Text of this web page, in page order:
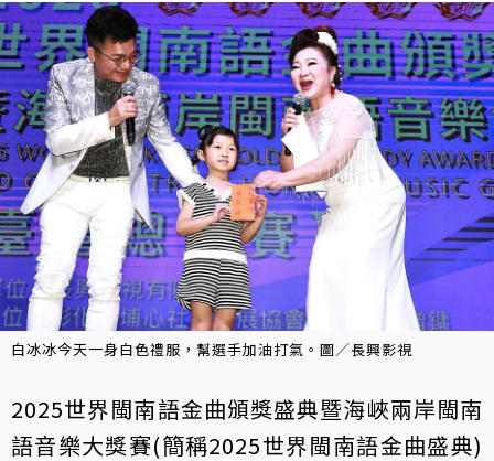
白冰冰今天一身白色禮服，幫選手加油打氣。圖／長興影視
2025世界閩南語金曲頒獎盛典暨海峽兩岸閩南
語音樂大獎賽(簡稱2025世界閩南語金曲盛典)